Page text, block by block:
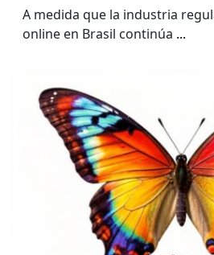
A medida que la industria
online en Brasil continúa ...